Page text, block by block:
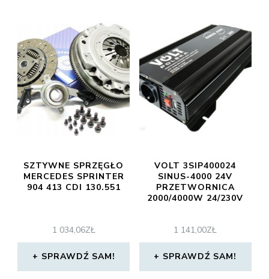
SZTYWNE SPRZĘGŁO
MERCEDES SPRINTER
904 413 CDI 130.551
1 034,06ZŁ
SPRAWDŹ SAM!
VOLT 3SIP400024
SINUS-4000 24V
PRZETWORNICA
2000/4000W 24/230V
1 141,00ZŁ
SPRAWDŹ SAM!